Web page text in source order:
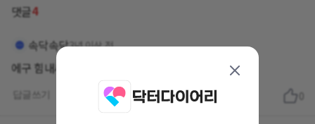
댓글4
속닥속닥3년 이상 전
에구 힘내세요